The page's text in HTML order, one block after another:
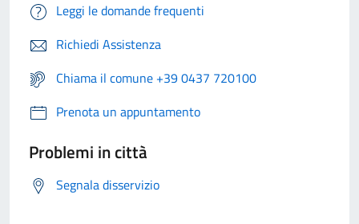
Leggi le domande frequenti
Richiedi Assistenza
Chiama il comune +39 0437 720100
Prenota un appuntamento
Problemi in città
Segnala disservizio